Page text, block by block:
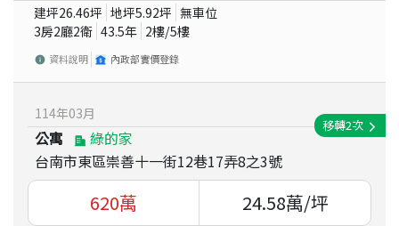
建坪26.46坪 地坪5.92坪 無車位
3房2廳2衛 43.5年 2樓/5樓
資料說明 內政部實價登錄
114年03月
公寓
綠的家
台南市東區崇善十一街12巷17弄8之3號
移轉2次
620萬 24.58萬/坪